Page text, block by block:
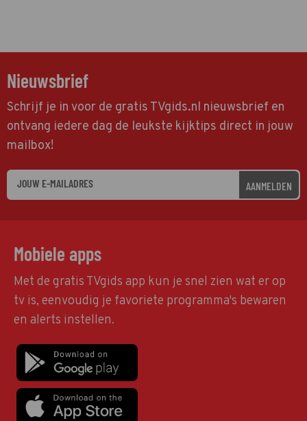
Nieuwsbrief
Schrijf je in voor de gratis TVgids.nl nieuwsbrief en
ontvang iedere dag de leukste kijktips direct in jouw
mailbox!
AANMELDEN
Mobiele apps
Met de gratis TVgids app kun je snel zien wat er op
tv is, eenvoudig je favoriete programma's bewaren
en alerts instellen.